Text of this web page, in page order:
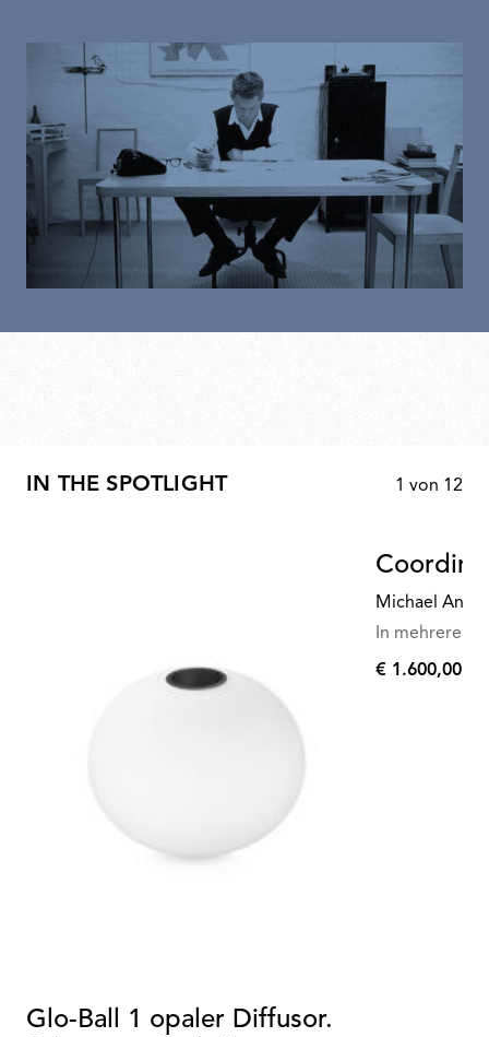
IN THE SPOTLIGHT 1 von 12
Glo-Ball 1 opaler Diffusor.
Michael
In mehreren
€ 1.600,00